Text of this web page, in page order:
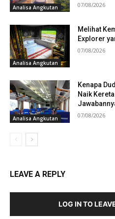
Analisa Angkutan 07/08/2026
Analisa Angkutan
Melihat
Explorer
07/08/2026
Analisa Angkutan
Kenapa
Naik
07/08/2026
LEAVE A REPLY
LOG IN TO